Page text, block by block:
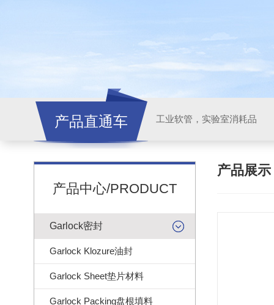
产品直通车 工业软管，实验室消耗品
产品中心/PRODUCT
Garlock密封
Garlock Klozure油封
Garlock Sheet垫片材料
Garlock Packing盘根填料
产品展示